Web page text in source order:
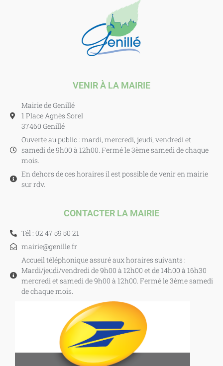
VENIR À LA MAIRIE
Mairie de Genillé
1 Place Agnès Sorel
37460 Genillé
Ouverte au public : mardi, mercredi, jeudi, vendredi et
samedi de 9h00 à 12h00. Fermé le 3ème samedi de chaque
mois.
En dehors de ces horaires il est possible de venir en mairie
sur rdv.
CONTACTER LA MAIRIE
Tél : 02 47 59 50 21
mairie@genille.fr
Accueil téléphonique assuré aux horaires suivants :
Mardi/jeudi/vendredi de 9h00 à 12h00 et de 14h00 à 16h30
mercredi et samedi de 9h00 à 12h00. Fermé le 3ème samedi
de chaque mois.